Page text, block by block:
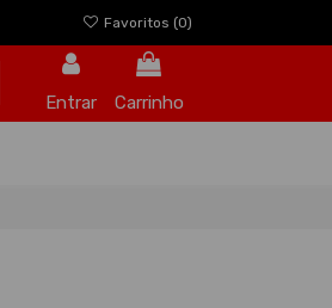
Favoritos (0)
Entrar Carrinho